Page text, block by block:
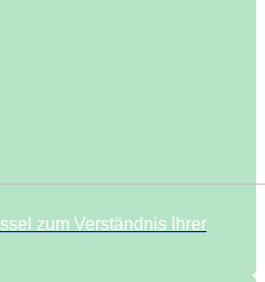
zum Verständnis Ihrer